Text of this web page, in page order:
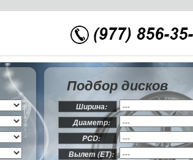
Подбор дисков
Ширина:
Диаметр:
PCD:
Вылет (ET):